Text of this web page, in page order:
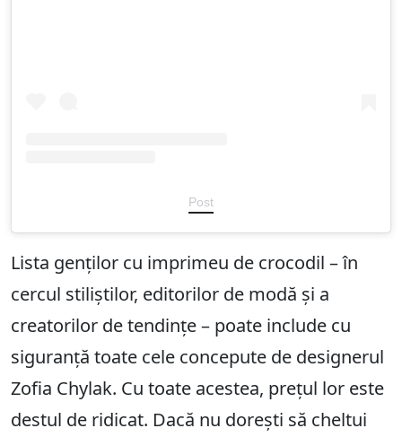
Post
Lista genților cu imprimeu de crocodil – în
cercul stiliștilor, editorilor de modă și a
creatorilor de tendințe – poate include cu
siguranță toate cele concepute de designerul
Zofia Chylak. Cu toate acestea, prețul lor este
destul de ridicat. Dacă nu dorești să cheltui